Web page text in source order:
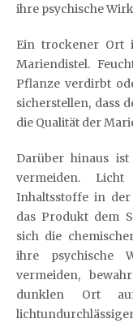
ihre psychische
Ein trockener Ort
Mariendistel.
Pflanze verdirbt
sicherstellen, dass
die Qualität der
Darüber hinaus
vermeiden.
Inhaltsstoffe in der
das Produkt dem
sich die
ihre psychische
vermeiden,
dunklen Ort